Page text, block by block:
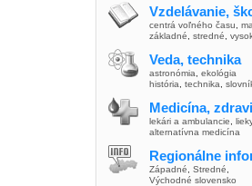
Vzdelávanie,
centrá voľného času
základné
stredné
Veda, technika
astronómia
ekológia
história
technika
Medicína,
lekári a ambulancie
alternatívna medicína
Regionálne
Západné Stredné
Východné slovensko